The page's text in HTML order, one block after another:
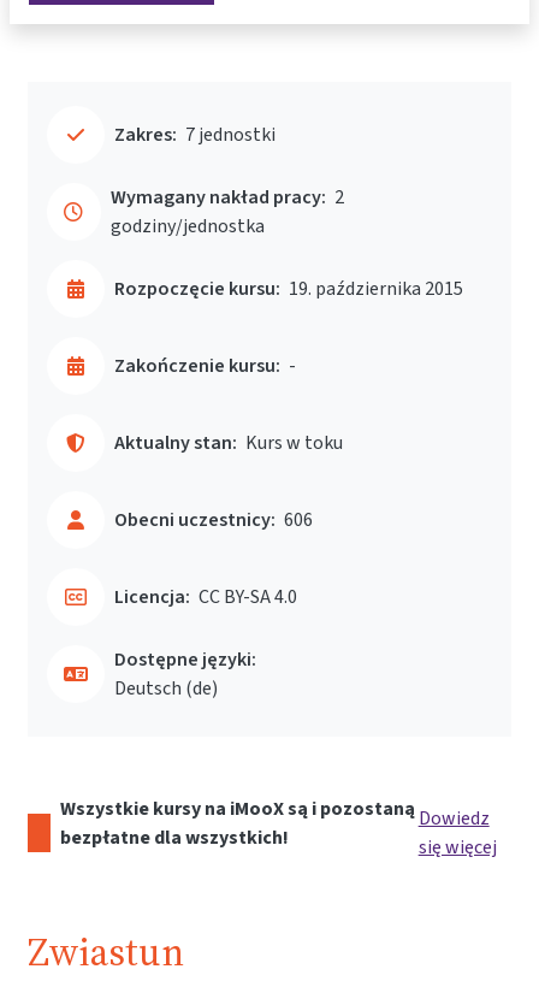
Zakres: 7 jednostki
Wymagany nakład pracy: 2
godziny/jednostka
Rozpoczęcie kursu: 19. października 2015
Zakończenie kursu: -
Aktualny stan: Kurs w toku
Obecni uczestnicy: 606
Licencja: CC BY-SA 4.0
Dostępne języki:
Deutsch ‎(de)‎
Wszystkie kursy na iMooX są i pozostaną
bezpłatne dla wszystkich!
Dowiedz
się więcej
Zwiastun